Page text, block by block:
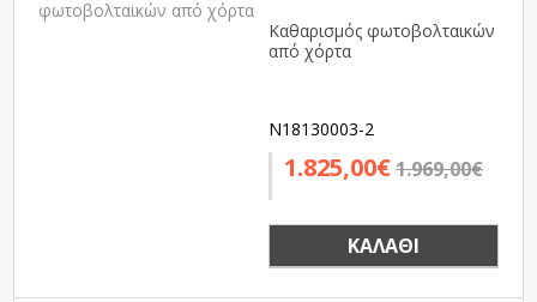
Καθαρισμός φωτοβολταικών
από χόρτα
N18130003-2
1.825,00€1.969,00€
ΚΑΛΆΘΙ